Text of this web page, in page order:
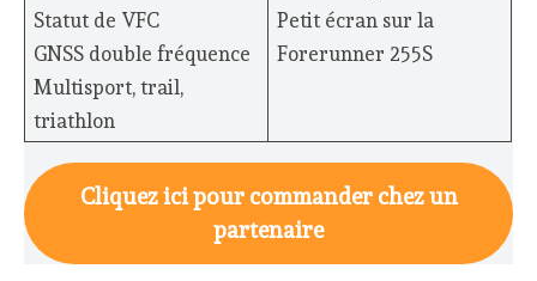
Statut de VFC
GNSS double fréquence
Multisport, trail,
triathlon
Petit écran sur la
Forerunner 255S
Cliquez ici pour commander chez un
partenaire